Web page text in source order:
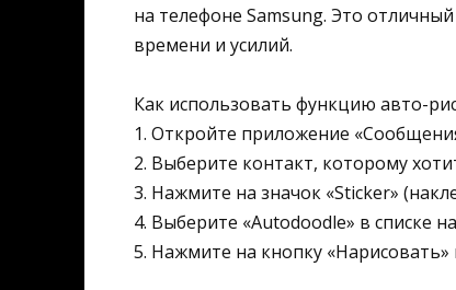
на телефоне Samsung. Это отличный
времени и усилий.
Как использовать функцию авто-
1. Откройте приложение
2. Выберите контакт, которому
3. Нажмите на значок «Sticker»
4. Выберите «Autodoodle» в списке
5. Нажмите на кнопку